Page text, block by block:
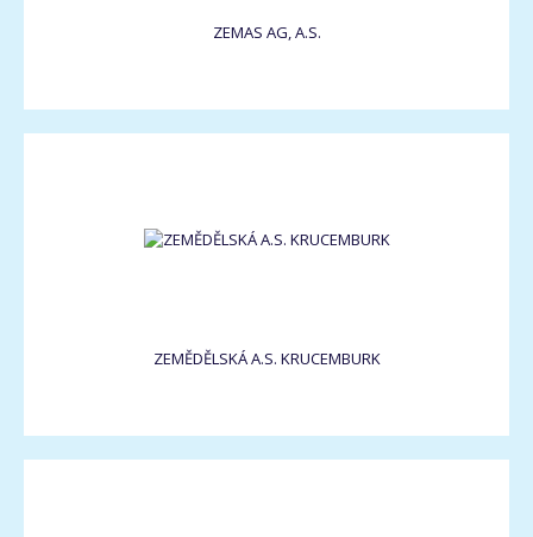
ZEMAS AG, A.S.
ZEMĚDĚLSKÁ A.S. KRUCEMBURK